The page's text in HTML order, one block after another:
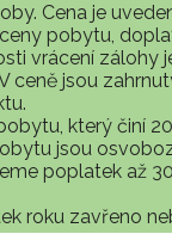
Cena je
pobytu,
vrácení zálohy
ceně jsou
který činí
jsou
poplatek až
roku zavřeno